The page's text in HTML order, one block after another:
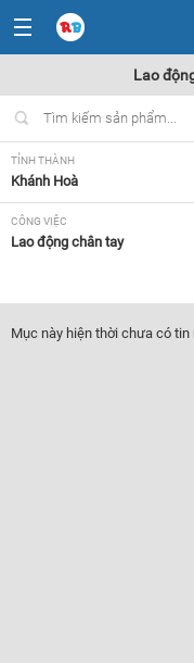
Lao
TỈNH THÀNH
Khánh Hoà
CÔNG VIỆC
Lao động chân tay
Tất cả
Mục này hiện thời chưa có tin